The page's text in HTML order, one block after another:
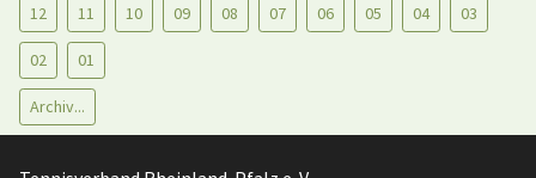
12 11 10 09 08 07 06 05 04 03
02 01
Archiv...